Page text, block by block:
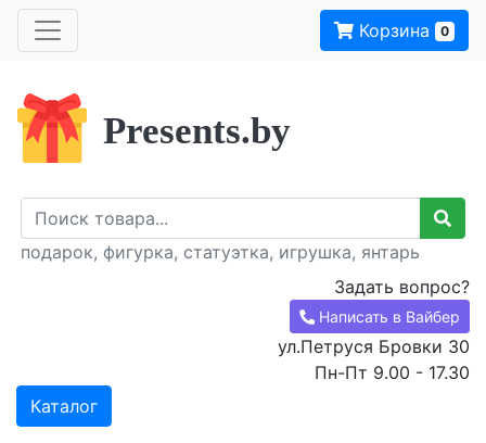
Корзина 0
Presents.by
подарок, фигурка, статуэтка, игрушка, янтарь
Задать вопрос?
Написать в Вайбер
ул.Петруся Бровки 30
Пн-Пт 9.00 - 17.30
Каталог